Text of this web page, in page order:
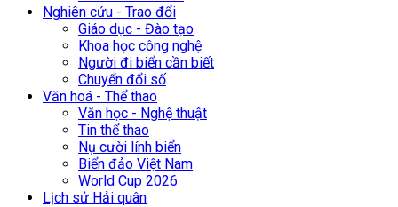
Nghiên cứu - Trao đổi
Giáo dục - Đào tạo
Khoa học công nghệ
Người đi biển cần biết
Chuyển đổi số
Văn hoá - Thể thao
Văn học - Nghệ thuật
Tin thể thao
Nụ cười lính biển
Biển đảo Việt Nam
World Cup 2026
Lịch sử Hải quân